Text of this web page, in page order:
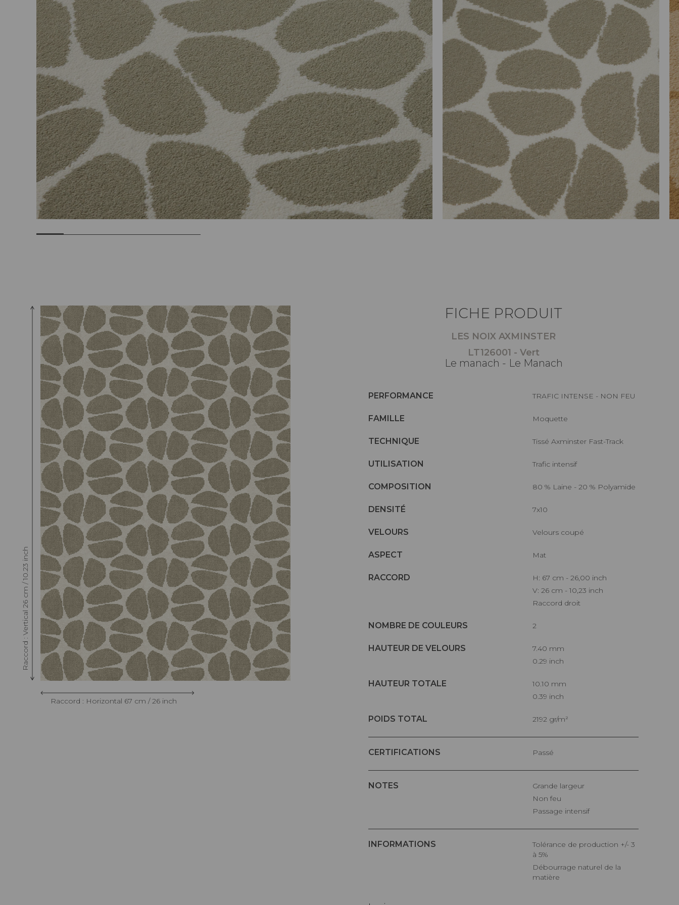
Raccord : Vertical 26 cm / 10.23 inch
Raccord : Horizontal 67 cm / 26 inch
FICHE PRODUIT
LES NOIX AXMINSTER
LT126001 - Vert
Le manach - Le Manach
PERFORMANCE TRAFIC INTENSE - NON FEU
FAMILLE Moquette
TECHNIQUE Tissé Axminster Fast-Track
UTILISATION Trafic intensif
COMPOSITION 80 % Laine - 20 % Polyamide
DENSITÉ 7x10
VELOURS Velours coupé
ASPECT Mat
RACCORD
H: 67 cm - 26,00 inch
V: 26 cm - 10,23 inch
Raccord droit
NOMBRE DE COULEURS 2
HAUTEUR DE VELOURS
7.40 mm
0.29 inch
HAUTEUR TOTALE
10.10 mm
0.39 inch
POIDS TOTAL 2192 gr/m²
CERTIFICATIONS Passé
NOTES
Grande largeur
Non feu
Passage intensif
INFORMATIONS
Tolérance de production +/- 3
à 5%
Débourrage naturel de la
matière